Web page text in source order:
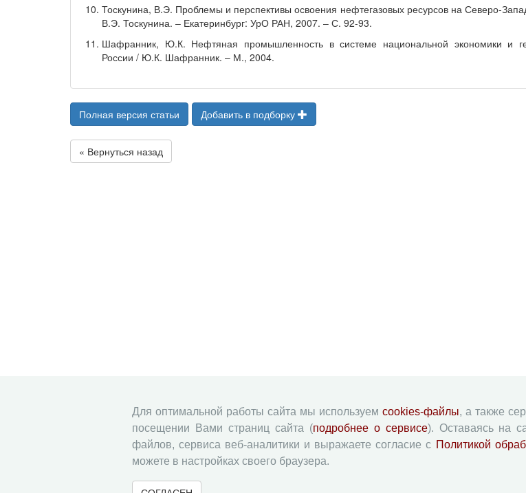
Тоскунина, В.Э. Проблемы и перспективы освоения нефтегазовых ресурсов на Северо-
В.Э. Тоскунина. – Екатеринбург: УрО РАН, 2007. – С. 92-93.
Шафранник, Ю.К. Нефтяная промышленность в системе национальной экономики и
России / Ю.К. Шафранник. – М., 2004.
Полная версия статьи Добавить в подборку
« Вернуться назад
Для оптимальной работы сайта мы используем cookies-файлы, а также
посещении Вами страниц сайта (подробнее о сервисе). Оставаясь на
файлов, сервиса веб-аналитики и выражаете согласие с Политикой
можете в настройках своего браузера.